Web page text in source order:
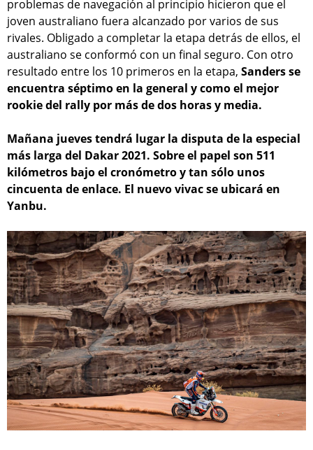
problemas de navegación al principio hicieron que el
joven australiano fuera alcanzado por varios de sus
rivales. Obligado a completar la etapa detrás de ellos, el
australiano se conformó con un final seguro. Con otro
resultado entre los 10 primeros en la etapa, Sanders se
encuentra séptimo en la general y como el mejor
rookie del rally por más de dos horas y media.
Mañana jueves tendrá lugar la disputa de la especial
más larga del Dakar 2021. Sobre el papel son 511
kilómetros bajo el cronómetro y tan sólo unos
cincuenta de enlace. El nuevo vivac se ubicará en
Yanbu.